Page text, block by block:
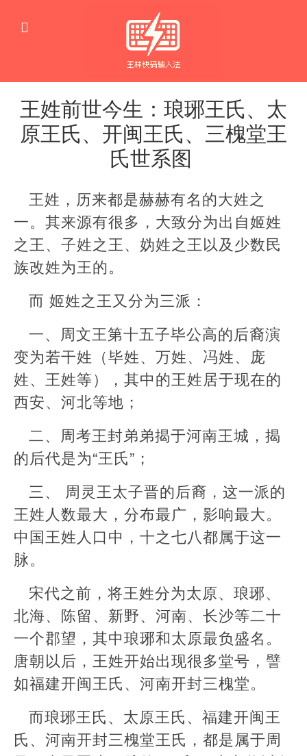
王姓前世今生：琅琊王氏、太
原王氏、开闽王氏、三槐堂王
氏世系图
王姓，历来都是赫赫有名的大姓之
一。其来源有很多，大致分为出自姬姓
之王、子姓之王、妫姓之王以及少数民
族改姓为王的。
而 姬姓之王又分为三派：
一、周文王第十五子毕公高的后裔演
变为若干姓（毕姓、万姓、冯姓、庞
姓、王姓等），其中的王姓居于现在的
西安、河北等地；
二、周考王封弟弟揭于河南王城，揭
的后代是为“王氏”；
三、 周灵王太子晋的后裔，这一派的
王姓人数最大，分布最广，影响最大。
中国王姓人口中，十之七八都属于这一
脉。
宋代之前，将王姓分为太原、琅琊、
北海、陈留、新野、河南、长沙等二十
一个郡望，其中琅琊和太原最负盛名。
唐朝以后，王姓开始出现很多堂号，譬
如福建开闽王氏、河南开封三槐堂。
而琅琊王氏、太原王氏、福建开闽王
氏、河南开封三槐堂王氏，都是属于周